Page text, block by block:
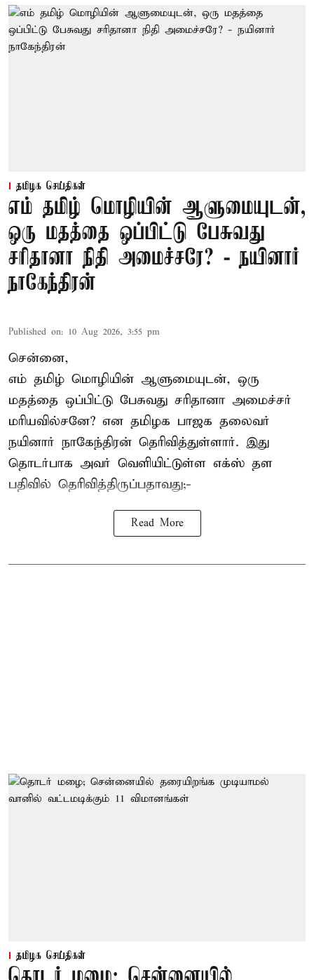
தமிழக செய்திகள்
எம் தமிழ் மொழியின் ஆளுமையுடன்,
ஒரு மதத்தை ஒப்பிட்டு பேசுவது
சரிதானா நிதி அமைச்சரே? - நயினார்
நாகேந்திரன்
Published on: 10 Aug 2026, 3:55 pm
சென்னை,
எம் தமிழ் மொழியின் ஆளுமையுடன், ஒரு
மதத்தை ஒப்பிட்டு பேசுவது சரிதானா அமைச்சர்
மரியவில்சனே? என தமிழக பாஜக தலைவர்
நயினார் நாகேந்திரன் தெரிவித்துள்ளார். இது
தொடர்பாக அவர் வெளியிட்டுள்ள எக்ஸ் தள
பதிவில் தெரிவித்திருப்பதாவது;-
Read More
தமிழக செய்திகள்